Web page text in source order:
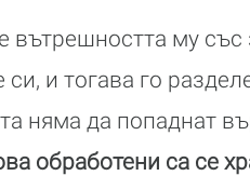
вътрешността му
и тогава го
няма да попаднат
обработени са се